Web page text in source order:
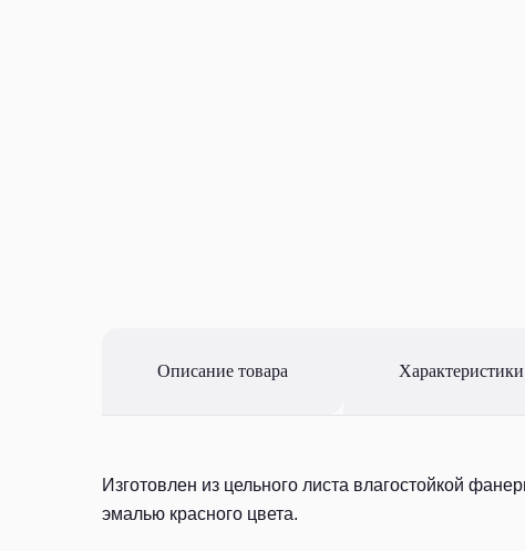
Описание товара Характеристики
Изготовлен из цельного листа влагостойкой
эмалью красного цвета.